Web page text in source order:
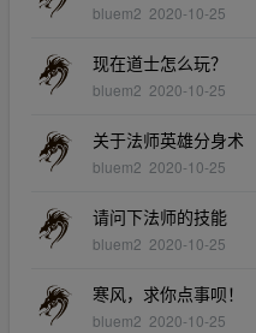
bluem2 2020-10-25
现在道士怎么玩？
bluem2 2020-10-25
关于法师英雄分身术
bluem2 2020-10-25
请问下法师的技能
bluem2 2020-10-25
寒风，求你点事呗！
bluem2 2020-10-25